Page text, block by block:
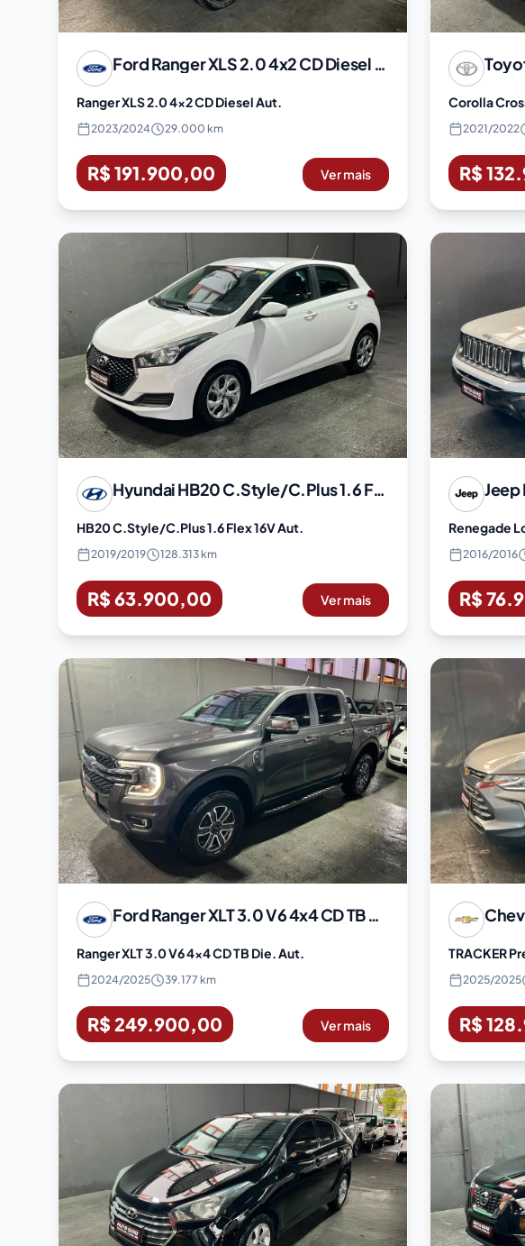
FordRanger XLS 2.0 4x2 CD Diesel Aut.
Ranger XLS 2.0 4x2 CD Diesel Aut.
2023/2024 29.000 km
R$ 191.900,00 Ver mais
Corolla
2021/2022
R$
HyundaiHB20 C.Style/C.Plus 1.6 Flex 16V Aut.
HB20 C.Style/C.Plus 1.6 Flex 16V Aut.
2019/2019 128.313 km
R$ 63.900,00 Ver mais
Jeep
Renegade
2016/2016
R$
FordRanger XLT 3.0 V6 4x4 CD TB Die. Aut.
Ranger XLT 3.0 V6 4x4 CD TB Die. Aut.
2024/2025 39.177 km
R$ 249.900,00 Ver mais
TRACKER
2025/2025
R$